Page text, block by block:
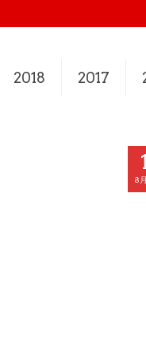
2018 2017
8